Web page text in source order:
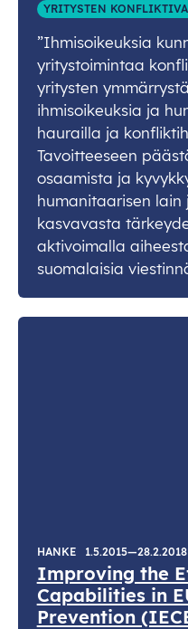
YRITYSTEN
”Ihmisoikeuksia
yritystoimintaa
yritysten
ihmisoikeuksia ja
haurailla ja
Tavoitteeseen
osaamista ja
humanitaarisen lain
kasvavasta
aktivoimalla
suomalaisia
HANKE 1.5.2015—28.2.2018
Improving the
Capabilities in
Prevention